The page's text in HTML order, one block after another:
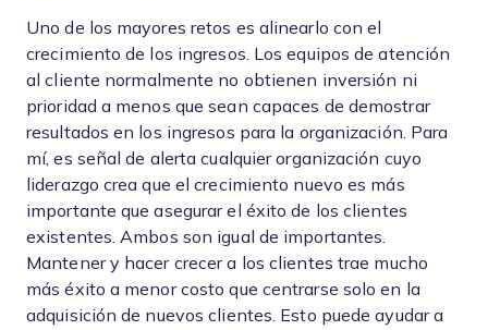
Uno de los mayores retos es alinearlo con el
crecimiento de los ingresos. Los equipos de atención
al cliente normalmente no obtienen inversión ni
prioridad a menos que sean capaces de demostrar
resultados en los ingresos para la organización. Para
mí, es señal de alerta cualquier organización cuyo
liderazgo crea que el crecimiento nuevo es más
importante que asegurar el éxito de los clientes
existentes. Ambos son igual de importantes.
Mantener y hacer crecer a los clientes trae mucho
más éxito a menor costo que centrarse solo en la
adquisición de nuevos clientes. Esto puede ayudar a